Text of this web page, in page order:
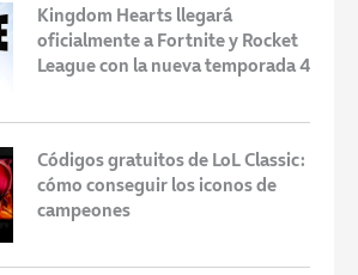
Kingdom Hearts llegará
oficialmente a Fortnite y Rocket
League con la nueva temporada 4
Códigos gratuitos de LoL Classic:
cómo conseguir los iconos de
campeones